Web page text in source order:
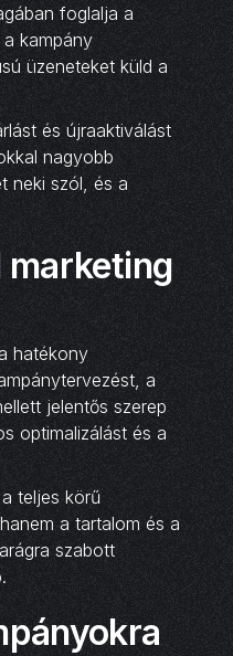
foglalja a
kampány
üzeneteket küld a
és újraaktiválást
nagyobb
neki szól, és a
marketing
hatékony
a
jelentős szerep
optimalizálást és a
teljes körű
a tartalom és a
szabott